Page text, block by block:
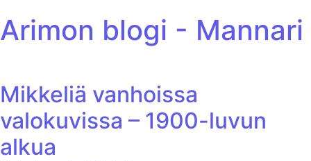
Arimon blogi - Mannari
Mikkeliä vanhoissa
valokuvissa – 1900-luvun
alkua